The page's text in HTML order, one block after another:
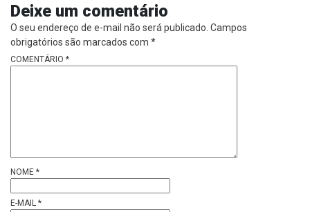
Deixe um comentário
O seu endereço de e-mail não será publicado. Campos
obrigatórios são marcados com *
COMENTÁRIO *
NOME *
E-MAIL *